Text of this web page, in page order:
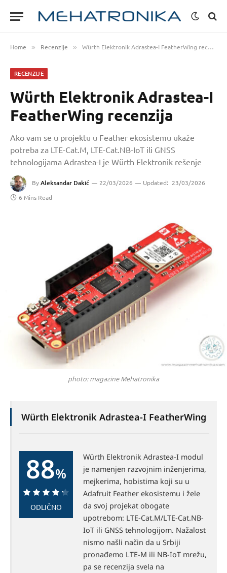
Home » Recenzije » Würth Elektronik Adrastea-I FeatherWing recenzija
RECENZIJE
Würth Elektronik Adrastea-I
FeatherWing recenzija
Ako vam se u projektu u Feather ekosistemu ukaže
potreba za LTE-Cat.M, LTE-Cat.NB-IoT ili GNSS
tehnologijama Adrastea-I je Würth Elektronik rešenje
ByAleksandar Dakić 22/03/2026 Updated: 23/03/2026
6 Mins Read
photo: magazine Mehatronika
Würth Elektronik Adrastea-I FeatherWing
88%
88%
ODLIČNO
Würth Elektronik Adrastea-I modul
je namenjen razvojnim inženjerima,
mejkerima, hobistima koji su u
Adafruit Feather ekosistemu i žele
da svoj projekat obogate
upotrebom: LTE-Cat.M/LTE-Cat.NB-
IoT ili GNSS tehnologijom. Nažalost
nismo našli način da u Srbiji
pronađemo LTE-M ili NB-IoT mrežu,
pa se recenzija svela na